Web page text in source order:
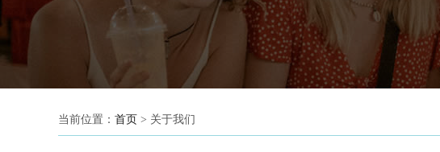
当前位置： 首页 > 关于我们